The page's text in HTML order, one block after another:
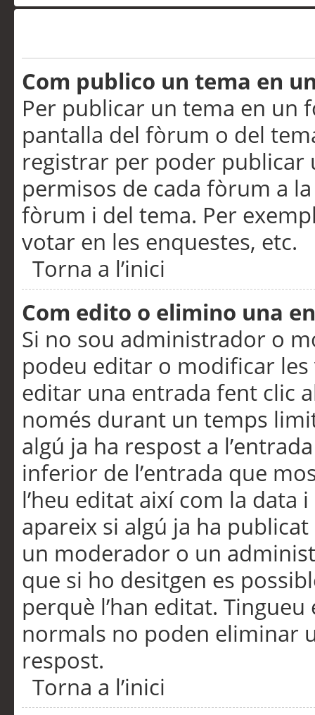
Com publico un tema en
Per publicar un tema en un
pantalla del fòrum o del
registrar per poder publicar
permisos de cada fòrum a
fòrum i del tema. Per
votar en les enquestes, etc.
Torna a l’inici
Com edito o elimino una
Si no sou administrador o
podeu editar o modificar
editar una entrada fent clic
només durant un temps
algú ja ha respost a
inferior de l’entrada que
l’heu editat així com la data
apareix si algú ja ha
un moderador o un
que si ho desitgen es
perquè l’han editat.
normals no poden eliminar
respost.
Torna a l’inici